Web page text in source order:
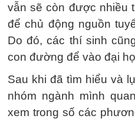
vẫn sẽ còn được nhiều
để chủ động nguồn
Do đó, các thí sinh
con đường để vào đại
Sau khi đã tìm hiểu và
nhóm ngành mình
xem trong số các